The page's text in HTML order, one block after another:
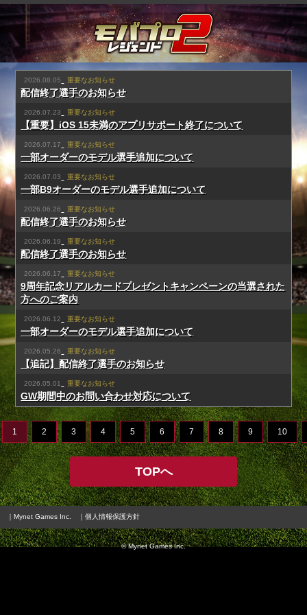
2026.08.05 重要なお知らせ
配信終了選手のお知らせ
2026.07.23 重要なお知らせ
【重要】iOS 15未満のアプリサポート終了について
2026.07.17 重要なお知らせ
一部オーダーのモデル選手追加について
2026.07.03 重要なお知らせ
一部B9オーダーのモデル選手追加について
2026.06.26 重要なお知らせ
配信終了選手のお知らせ
2026.06.19 重要なお知らせ
配信終了選手のお知らせ
2026.06.17 重要なお知らせ
9周年記念リアルカードプレゼントキャンペーンの当選された
方へのご案内
2026.06.12 重要なお知らせ
一部オーダーのモデル選手追加について
2026.05.26 重要なお知らせ
【追記】配信終了選手のお知らせ
2026.05.01 重要なお知らせ
GW期間中のお問い合わせ対応について
1 2 3 4 5 6 7 8 9 10
TOPへ
｜Mynet Games Inc. ｜個人情報保護方針
© Mynet Games Inc.